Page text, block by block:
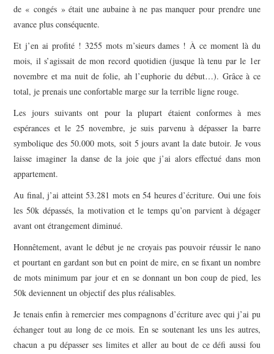
de « congés » était une aubaine à ne pas manquer pour prendre une
avance plus conséquente.
Et j’en ai profité ! 3255 mots m’sieurs dames ! À ce moment là du
mois, il s’agissait de mon record quotidien (jusque là tenu par le 1er
novembre et ma nuit de folie, ah l’euphorie du début…). Grâce à ce
total, je prenais une confortable marge sur la terrible ligne rouge.
Les jours suivants ont pour la plupart étaient conformes à mes
espérances et le 25 novembre, je suis parvenu à dépasser la barre
symbolique des 50.000 mots, soit 5 jours avant la date butoir. Je vous
laisse imaginer la danse de la joie que j’ai alors effectué dans mon
appartement.
Au final, j’ai atteint 53.281 mots en 54 heures d’écriture. Oui une fois
les 50k dépassés, la motivation et le temps qu’on parvient à dégager
avant ont étrangement diminué.
Honnêtement, avant le début je ne croyais pas pouvoir réussir le nano
et pourtant en gardant son but en point de mire, en se fixant un nombre
de mots minimum par jour et en se donnant un bon coup de pied, les
50k deviennent un objectif des plus réalisables.
Je tenais enfin à remercier mes compagnons d’écriture avec qui j’ai pu
échanger tout au long de ce mois. En se soutenant les uns les autres,
chacun a pu dépasser ses limites et aller au bout de ce défi aussi fou